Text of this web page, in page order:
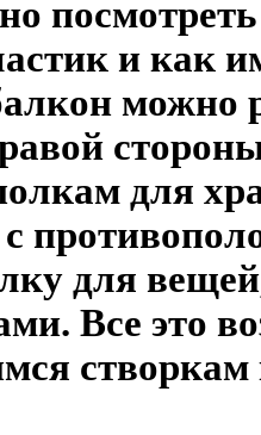
посмотреть
и как
можно
для
для
Все это